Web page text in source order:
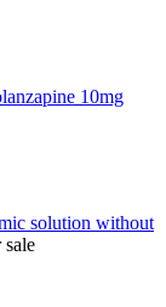
10mg
solution without